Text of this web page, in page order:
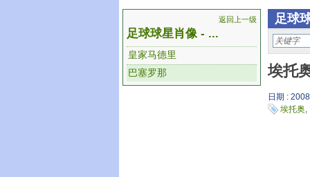
返回上一级
足球球星肖像 - ...
皇家马德里
巴塞罗那
足球
埃托
日期 :
埃托奥,